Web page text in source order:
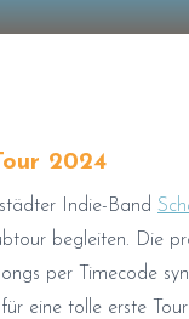
2024
Indie-Band
begleiten. Die
per Timecode
eine tolle erste